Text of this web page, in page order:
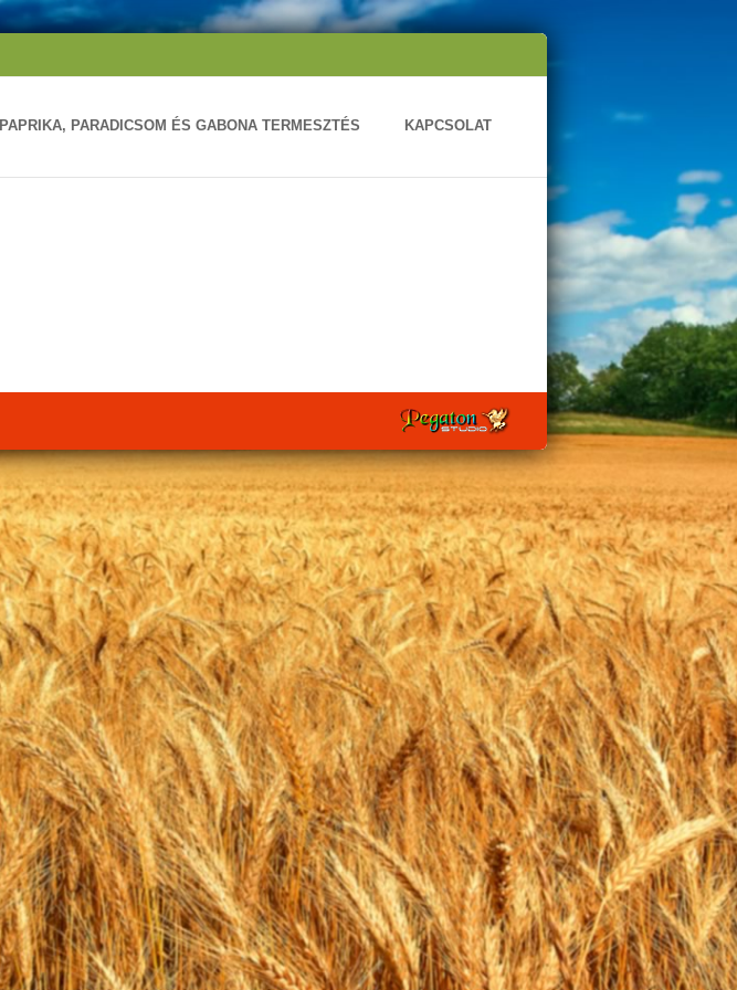
PAPRIKA, PARADICSOM ÉS GABONA TERMESZTÉS KAPCSOLAT